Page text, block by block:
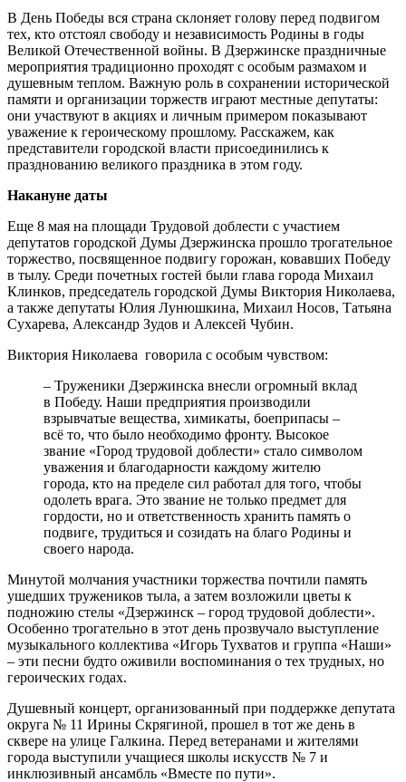
В День Победы вся страна склоняет голову перед подвигом
тех, кто отстоял свободу и независимость Родины в годы
Великой Отечественной войны. В Дзержинске праздничные
мероприятия традиционно проходят с особым размахом и
душевным теплом. Важную роль в сохранении исторической
памяти и организации торжеств играют местные депутаты:
они участвуют в акциях и личным примером показывают
уважение к героическому прошлому. Расскажем, как
представители городской власти присоединились к
празднованию великого праздника в этом году.
Накануне даты
Еще 8 мая на площади Трудовой доблести с участием
депутатов городской Думы Дзержинска прошло трогательное
торжество, посвященное подвигу горожан, ковавших Победу
в тылу. Среди почетных гостей были глава города Михаил
Клинков, председатель городской Думы Виктория Николаева,
а также депутаты Юлия Лунюшкина, Михаил Носов, Татьяна
Сухарева, Александр Зудов и Алексей Чубин.
Виктория Николаева говорила с особым чувством:
– Труженики Дзержинска внесли огромный вклад
в Победу. Наши предприятия производили
взрывчатые вещества, химикаты, боеприпасы –
всё то, что было необходимо фронту. Высокое
звание «Город трудовой доблести» стало символом
уважения и благодарности каждому жителю
города, кто на пределе сил работал для того, чтобы
одолеть врага. Это звание не только предмет для
гордости, но и ответственность хранить память о
подвиге, трудиться и созидать на благо Родины и
своего народа.
Минутой молчания участники торжества почтили память
ушедших тружеников тыла, а затем возложили цветы к
подножию стелы «Дзержинск – город трудовой доблести».
Особенно трогательно в этот день прозвучало выступление
музыкального коллектива «Игорь Тухватов и группа «Наши»
– эти песни будто оживили воспоминания о тех трудных, но
героических годах.
Душевный концерт, организованный при поддержке депутата
округа № 11 Ирины Скрягиной, прошел в тот же день в
сквере на улице Галкина. Перед ветеранами и жителями
города выступили учащиеся школы искусств № 7 и
инклюзивный ансамбль «Вместе по пути».